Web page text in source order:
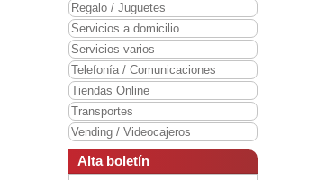
Regalo / Juguetes
Servicios a domicilio
Servicios varios
Telefonía / Comunicaciones
Tiendas Online
Transportes
Vending / Videocajeros
Alta boletín